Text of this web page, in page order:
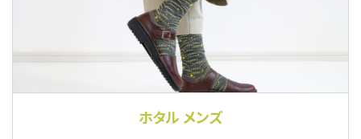
ホタル メンズ